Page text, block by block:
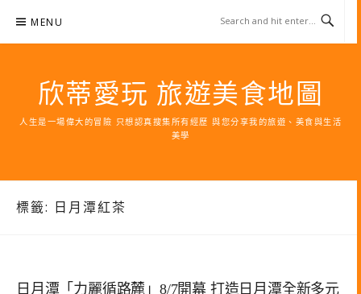
content
MENU
欣蒂愛玩 旅遊美食地圖
人生是一場偉大的冒險 只想認真搜集所有經歷 與您分享我的旅遊、美食與生活
美學
標籤: 日月潭紅茶
日月潭「力麗循路麓」8/7開幕 打造日月潭全新多元